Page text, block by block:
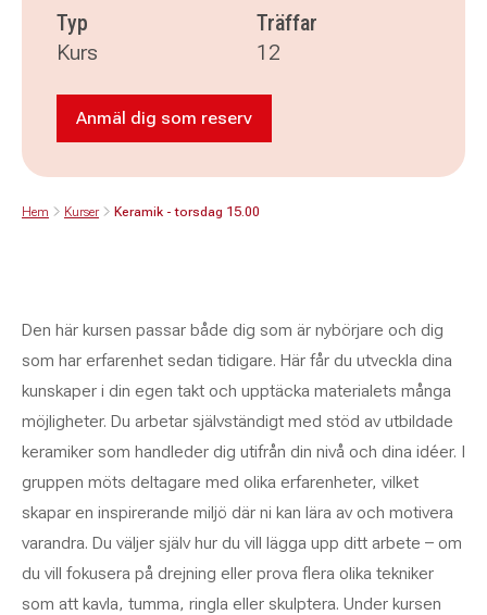
Typ
Kurs
Träffar
12
Anmäl dig som reserv till Keramik -
Anmäl dig som reserv
Hem Kurser Keramik - torsdag 15.00
Den här kursen passar både dig som är nybörjare och dig
som har erfarenhet sedan tidigare. Här får du utveckla dina
kunskaper i din egen takt och upptäcka materialets många
möjligheter. Du arbetar självständigt med stöd av utbildade
keramiker som handleder dig utifrån din nivå och dina idéer. I
gruppen möts deltagare med olika erfarenheter, vilket
skapar en inspirerande miljö där ni kan lära av och motivera
varandra. Du väljer själv hur du vill lägga upp ditt arbete – om
du vill fokusera på drejning eller prova flera olika tekniker
som att kavla, tumma, ringla eller skulptera. Under kursen